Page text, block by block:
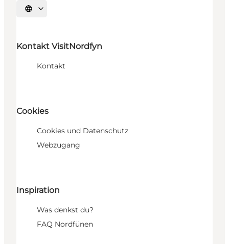
Sprache auswählen
Kontakt VisitNordfyn
Kontakt
Cookies
Cookies und Datenschutz
Webzugang
Inspiration
Was denkst du?
FAQ Nordfünen